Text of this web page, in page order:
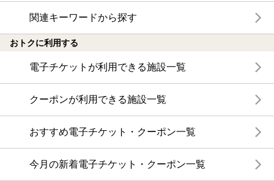
関連キーワードから探す
おトクに利用する
電子チケットが利用できる施設一覧
クーポンが利用できる施設一覧
おすすめ電子チケット・クーポン一覧
今月の新着電子チケット・クーポン一覧